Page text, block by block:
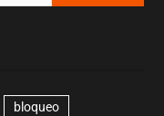
bloqueo